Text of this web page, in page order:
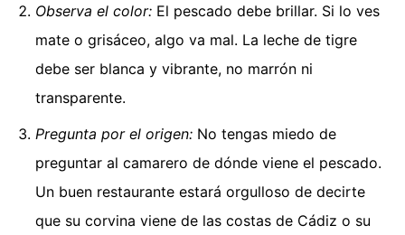
Observa el color: El pescado debe brillar. Si lo ves
mate o grisáceo, algo va mal. La leche de tigre
debe ser blanca y vibrante, no marrón ni
transparente.
Pregunta por el origen: No tengas miedo de
preguntar al camarero de dónde viene el pescado.
Un buen restaurante estará orgulloso de decirte
que su corvina viene de las costas de Cádiz o su